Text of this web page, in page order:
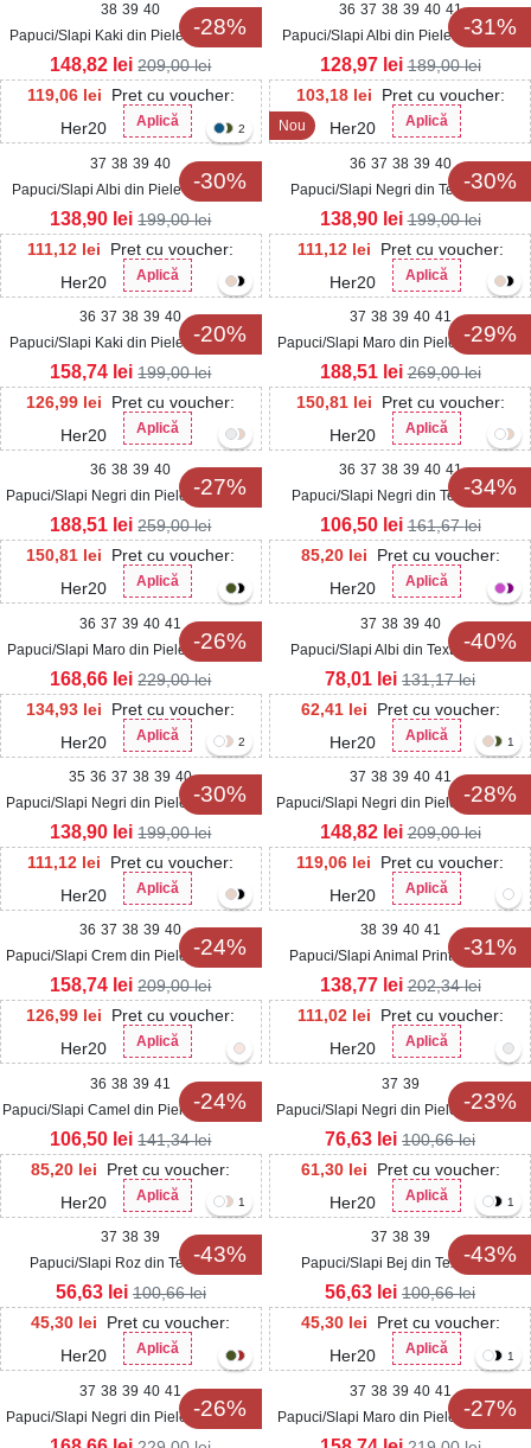
-28%
38 39 40
Papuci/Slapi Kaki din Piele Ecologica
Intoarsa Isina
119,06 lei
Pret cu voucher:
Her20
Aplică
148,82 lei 209,00lei
-31%
36 37 38 39 40 41
Papuci/Slapi Albi din Piele Ecologica
Lacuita Sherli2
103,18 lei
Pret cu voucher:
Her20
Aplică
128,97 lei 189,00lei
-30%
2
37 38 39 40
Papuci/Slapi Albi din Piele Ecologica
Linnye
111,12 lei
Pret cu voucher:
Her20
Aplică
138,90 lei 199,00lei
Nou
-30%
36 37 38 39 40
Papuci/Slapi Negri din Textil Terya
111,12 lei
Pret cu voucher:
Her20
Aplică
138,90 lei 199,00lei
-20%
36 37 38 39 40
Papuci/Slapi Kaki din Piele Ecologica
Intoarsa Atray
126,99 lei
Pret cu voucher:
Her20
Aplică
158,74 lei 199,00lei
-29%
37 38 39 40 41
Papuci/Slapi Maro din Piele Ecologica
Intoarsa Davla
150,81 lei
Pret cu voucher:
Her20
Aplică
188,51 lei 269,00lei
-27%
36 38 39 40
Papuci/Slapi Negri din Piele Ecologica
Intoarsa Sarais
150,81 lei
Pret cu voucher:
Her20
Aplică
188,51 lei 259,00lei
-34%
36 37 38 39 40 41
Papuci/Slapi Negri din Textil Eliza
85,20 lei
Pret cu voucher:
Her20
Aplică
106,50 lei 161,67lei
-26%
36 37 39 40 41
Papuci/Slapi Maro din Piele Ecologica
Intoarsa Arzal
134,93 lei
Pret cu voucher:
Her20
Aplică
168,66 lei 229,00lei
-40%
37 38 39 40
Papuci/Slapi Albi din Textil Ravina
62,41 lei
Pret cu voucher:
Her20
Aplică
78,01 lei 131,17lei
-30%
2
35 36 37 38 39 40
Papuci/Slapi Negri din Piele Ecologica
Intoarsa Bailee
111,12 lei
Pret cu voucher:
Her20
Aplică
138,90 lei 199,00lei
-28%
1
37 38 39 40 41
Papuci/Slapi Negri din Piele Ecologica
Intoarsa Isina
119,06 lei
Pret cu voucher:
Her20
Aplică
148,82 lei 209,00lei
-24%
36 37 38 39 40
Papuci/Slapi Crem din Piele Ecologica
Yarky
126,99 lei
Pret cu voucher:
Her20
Aplică
158,74 lei 209,00lei
-31%
38 39 40 41
Papuci/Slapi Animal Print din Piele
Ecologica Intoarsa Florence
111,02 lei
Pret cu voucher:
Her20
Aplică
138,77 lei 202,34lei
-24%
36 38 39 41
Papuci/Slapi Camel din Piele Ecologica
Catia
85,20 lei
Pret cu voucher:
Her20
Aplică
106,50 lei 141,34lei
-23%
37 39
Papuci/Slapi Negri din Piele Ecologica
Linna
61,30 lei
Pret cu voucher:
Her20
Aplică
76,63 lei 100,66lei
-43%
1
37 38 39
Papuci/Slapi Roz din Textil Ilina
45,30 lei
Pret cu voucher:
Her20
Aplică
56,63 lei 100,66lei
-43%
1
37 38 39
Papuci/Slapi Bej din Textil Ilina
45,30 lei
Pret cu voucher:
Her20
Aplică
56,63 lei 100,66lei
-26%
37 38 39 40 41
Papuci/Slapi Negri din Piele Ecologica
Intoarsa Arzal
-27%
1
37 38 39 40 41
Papuci/Slapi Maro din Piele Ecologica
Enria